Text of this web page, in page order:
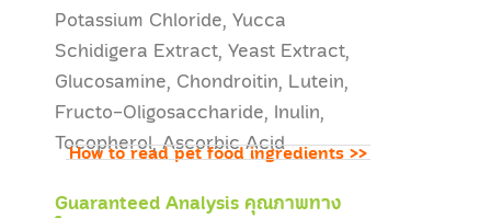
Potassium Chloride, Yucca
Schidigera Extract, Yeast Extract,
Glucosamine, Chondroitin, Lutein,
Fructo-Oligosaccharide, Inulin,
Tocopherol, Ascorbic Acid
How to read pet food ingredients >>
Guaranteed Analysis คุณภาพทาง